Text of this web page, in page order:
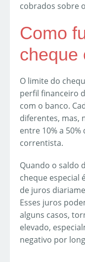
cobrados sobre
Como
cheque
O limite do
perfil financeiro
com o banco.
diferentes, mas,
entre 10% a
correntista.
Quando o saldo
cheque especial
de juros
Esses juros
alguns casos,
elevado,
negativo por